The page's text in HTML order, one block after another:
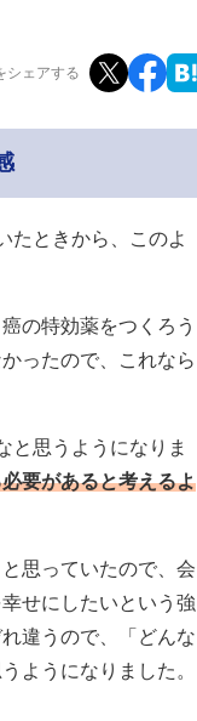
シェアする
たときから、このよ
の特効薬をつくろう
ったので、これなら
と思うようになりま
要があると考えるよ
思っていたので、会
せにしたいという強
違うので、「どんな
ようになりました。